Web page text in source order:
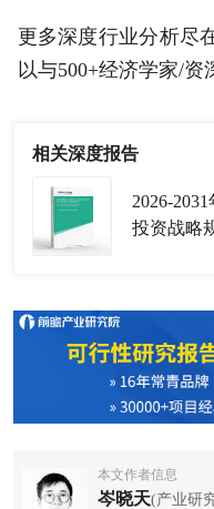
更多深度行业分析尽
以与500+经济学家/资
相关深度报告
2026-2031
投资战略
本文作者信息
岑晓天(产业研